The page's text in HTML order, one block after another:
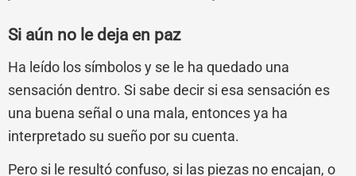
Si aún no le deja en paz
Ha leído los símbolos y se le ha quedado una
sensación dentro. Si sabe decir si esa sensación es
una buena señal o una mala, entonces ya ha
interpretado su sueño por su cuenta.
Pero si le resultó confuso, si las piezas no encajan, o